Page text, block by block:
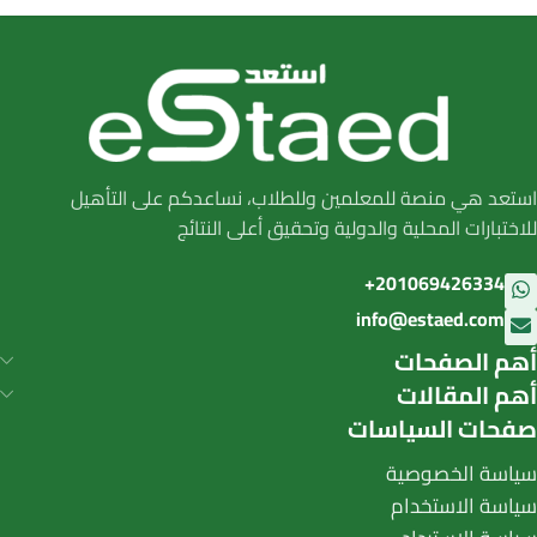
استعد هي منصة للمعلمين وللطلاب، نساعدكم على التأهيل
للاختبارات المحلية والدولية وتحقيق أعلى النتائج
201069426334+
info@estaed.com
أهم الصفحات
أهم المقالات
صفحات السياسات
سياسة الخصوصية
سياسة الاستخدام